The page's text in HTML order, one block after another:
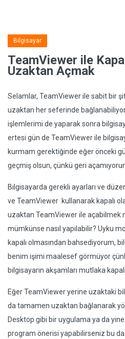
Bilgisayar
TeamViewer ile
Uzaktan Açmak
Selamlar, TeamViewer ile sabit bir
uzaktan her seferinde
işlemlerimi de yaparak sonra
ertesi gün de TeamViewer ile
kurmam gerektiğinde eğer önceki
geçmiş olsun, çünkü geri
Bilgisayarda gerekli ayarları ve
ve TeamViewer kullanarak kapalı
uzaktan TeamViewer ile açabilmek
mümkünse nasıl yapılabilir? Uyku
kapalı olmasından bahsediyorum,
benim işimi maalesef görmüyor
bilgisayarın akşamları mutlaka
Eğer TeamViewer yerine uzaktaki
da tamamen uzaktan bağlanarak
Desktop gibi bir uygulama ya da
program önerisi yapabilirseniz bu da